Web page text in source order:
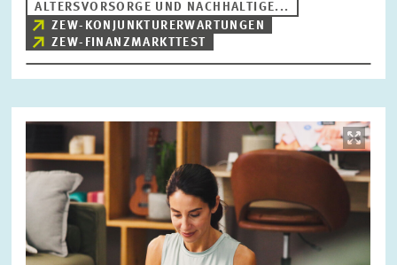
ALTERSVORSORGE UND NACHHALTIGE...
ZEW-KONJUNKTURERWARTUNGEN
ZEW-FINANZMARKTTEST
in
vergrößerter
Ansicht